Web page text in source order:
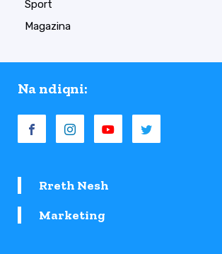
Sport
Magazina
Na ndiqni:
Rreth Nesh
Marketing